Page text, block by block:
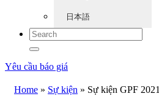
日本語
Yêu cầu báo giá
Home » Sự kiện » Sự kiện GPF 2021